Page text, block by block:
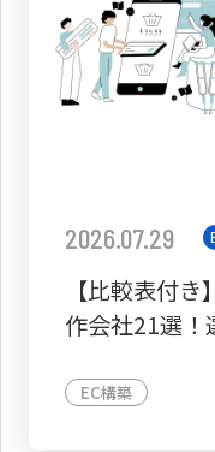
2026.07.29
【比較表付
作会社21選！
EC構築